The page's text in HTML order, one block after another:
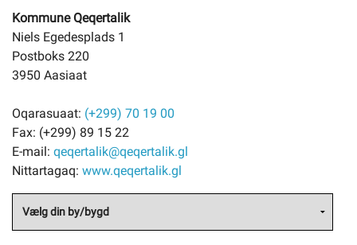
Kommune Qeqertalik
Niels Egedesplads 1
Postboks 220
3950 Aasiaat
Oqarasuaat: (+299) 70 19 00
Fax: (+299) 89 15 22
E-mail: qeqertalik@qeqertalik.gl
Nittartagaq: www.qeqertalik.gl